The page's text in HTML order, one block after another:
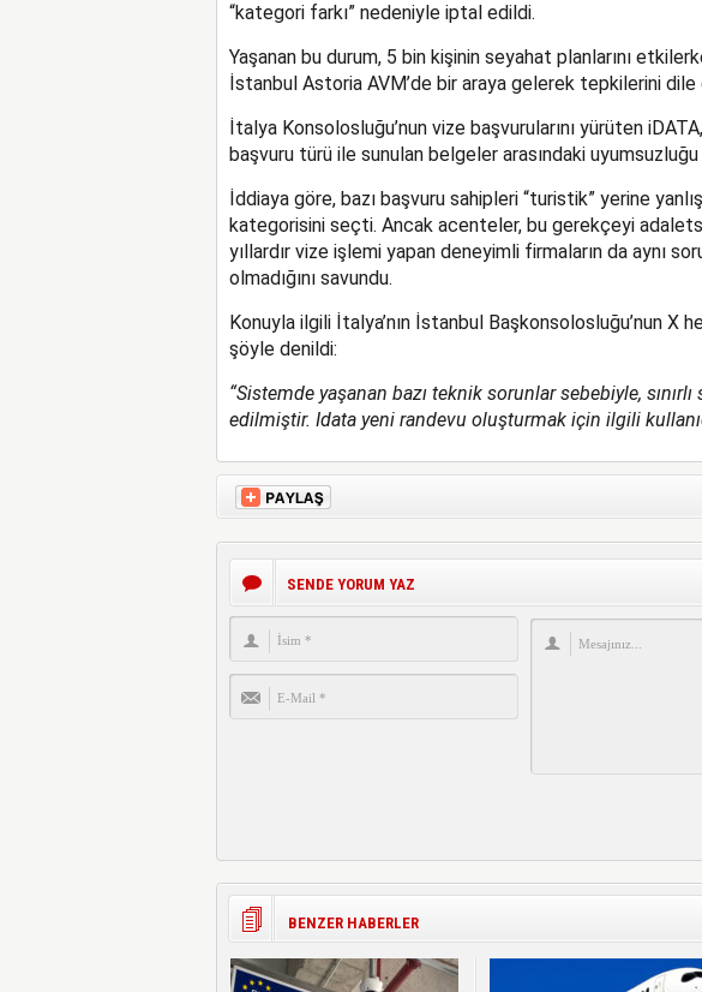
“kategori farkı” nedeniyle iptal edildi.
Yaşanan bu durum, 5 bin kişinin seyahat planlarını
İstanbul Astoria AVM’de bir araya gelerek tepkilerini dile
İtalya Konsolosluğu’nun vize başvurularını yürüten
başvuru türü ile sunulan belgeler arasındaki
İddiaya göre, bazı başvuru sahipleri “turistik” yerine
kategorisini seçti. Ancak acenteler, bu gerekçeyi
yıllardır vize işlemi yapan deneyimli firmaların da aynı
olmadığını savundu.
Konuyla ilgili İtalya’nın İstanbul Başkonsolosluğu’nun X
şöyle denildi:
“Sistemde yaşanan bazı teknik sorunlar sebebiyle,
edilmiştir. Idata yeni randevu oluşturmak için ilgili
SENDE YORUM YAZ
BENZER HABERLER